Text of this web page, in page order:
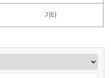
기타